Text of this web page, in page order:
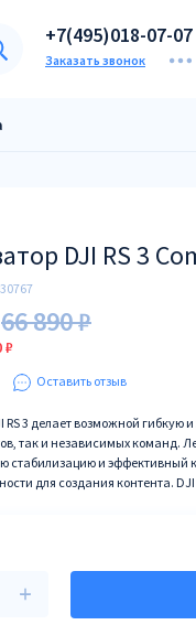
+7(495)018-07-07
Заказать звонок
DJI RS 3
66 890 ₽
₽
Оставить отзыв
RS 3 делает возможной гибкую
так и независимых команд.
стабилизацию и эффективный
для создания контента. DJI